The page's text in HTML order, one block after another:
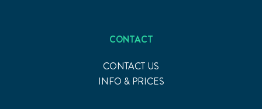
CONTACT
CONTACT US
INFO & PRICES